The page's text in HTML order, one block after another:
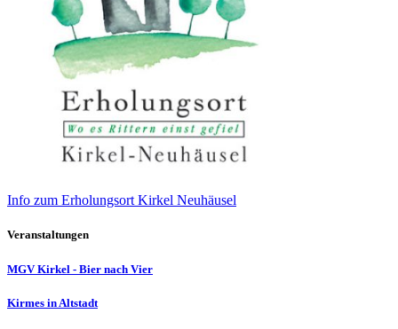
Info zum Erholungsort Kirkel Neuhäusel
Veranstaltungen
MGV Kirkel - Bier nach Vier
Kirmes in Altstadt